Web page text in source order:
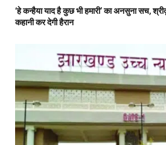
‘हे कन्हैया याद है कुछ भी हमारी’ का अनसुना सच,
कहानी कर देगी हैरान